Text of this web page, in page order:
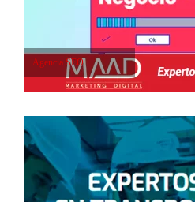
Agencia SEO